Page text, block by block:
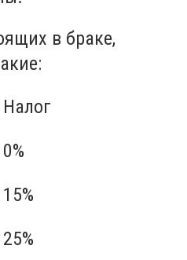
в браке,
Налог
0%
15%
25%